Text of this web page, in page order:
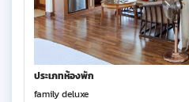
ประเภทห้องพัก
family deluxe